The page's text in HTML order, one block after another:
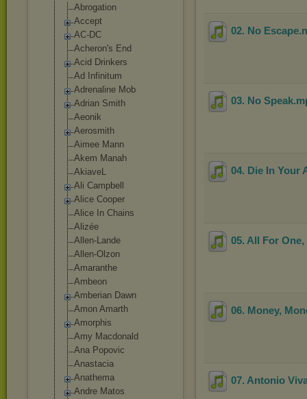
Abrogation
Accept
AC-DC
Acheron's End
Acid Drinkers
Ad Infinitum
Adrenaline Mob
Adrian Smith
Aeonik
Aerosmith
Aimee Mann
Akem Manah
AkiaveL
Ali Campbell
Alice Cooper
Alice In Chains
Alizée
Allen-Lande
Allen-Olzon
Amaranthe
Ambeon
Amberian Dawn
Amon Amarth
Amorphis
Amy Macdonald
Ana Popovic
Anastacia
Anathema
Andre Matos
02. No Escape
03. No Speak
04. Die In Your
05. All For
06. Money,
07. Antonio